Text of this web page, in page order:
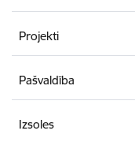
Projekti
Pašvaldība
Izsoles